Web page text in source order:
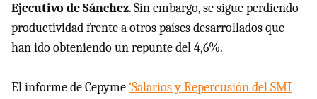
Ejecutivo de Sánchez. Sin embargo, se sigue perdiendo
productividad frente a otros países desarrollados que
han ido obteniendo un repunte del 4,6%.
El informe de Cepyme‘Salarios y Repercusión del SMI